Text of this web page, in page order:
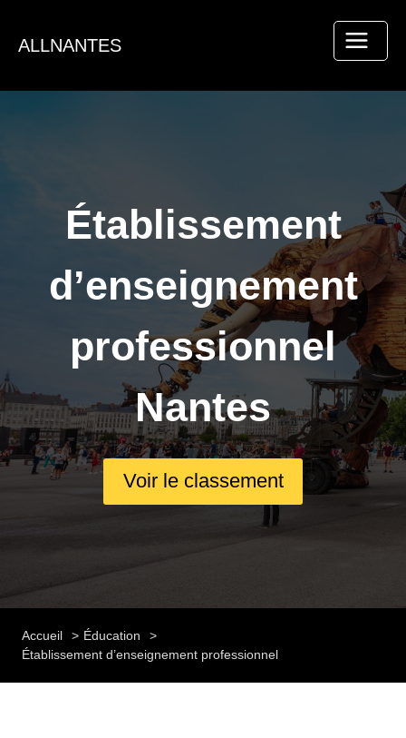
contenu
ALLNANTES
Établissement
d’enseignement
professionnel
Nantes
Voir le classement
Accueil
Éducation
Établissement d’enseignement professionnel